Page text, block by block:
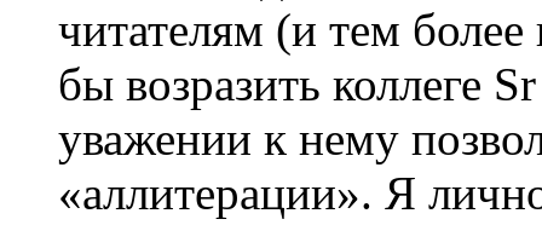
читателям (и тем
бы возразить коллеге
уважении к нему
«аллитерации». Я